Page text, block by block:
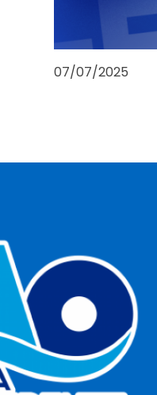
07/07/2025